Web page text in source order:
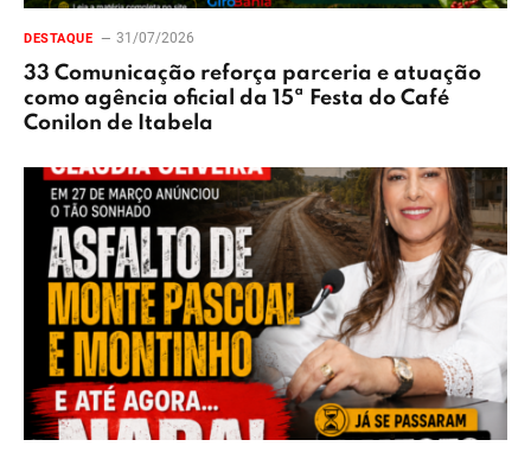
DESTAQUE 31/07/2026
33 Comunicação reforça parceria e atuação
como agência oficial da 15ª Festa do Café
Conilon de Itabela